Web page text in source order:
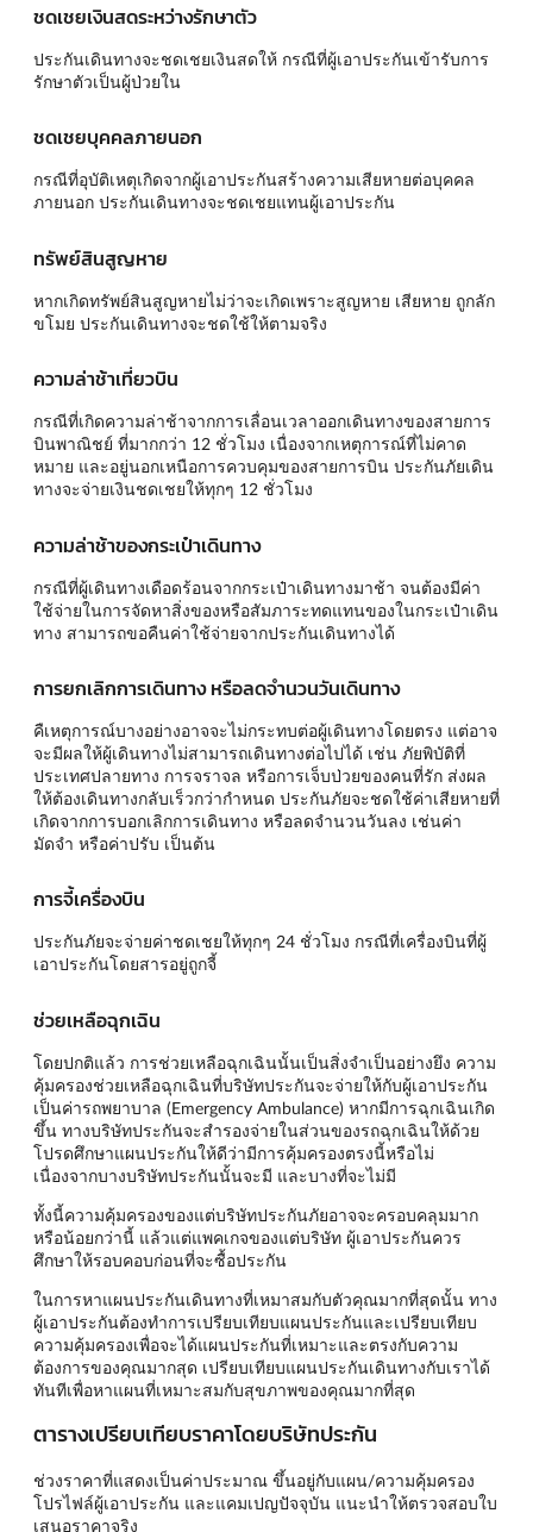
ชดเชยเงินสดระหว่างรักษาตัว
ประกันเดินทางจะชดเชยเงินสดให้ กรณีที่ผู้เอาประกันเข้ารับการ
รักษาตัวเป็นผู้ป่วยใน
ชดเชยบุคคลภายนอก
กรณีที่อุบัติเหตุเกิดจากผู้เอาประกันสร้างความเสียหายต่อบุคคล
ภายนอก ประกันเดินทางจะชดเชยแทนผู้เอาประกัน
ทรัพย์สินสูญหาย
หากเกิดทรัพย์สินสูญหายไม่ว่าจะเกิดเพราะสูญหาย เสียหาย ถูกลัก
ขโมย ประกันเดินทางจะชดใช้ให้ตามจริง
ความล่าช้าเที่ยวบิน
กรณีที่เกิดความล่าช้าจากการเลื่อนเวลาออกเดินทางของสายการ
บินพาณิชย์ ที่มากกว่า 12 ชั่วโมง เนื่องจากเหตุการณ์ที่ไม่คาด
หมาย และอยู่นอกเหนือการควบคุมของสายการบิน ประกันภัยเดิน
ทางจะจ่ายเงินชดเชยให้ทุกๆ 12 ชั่วโมง
ความล่าช้าของกระเป๋าเดินทาง
กรณีที่ผู้เดินทางเดือดร้อนจากกระเป๋าเดินทางมาช้า จนต้องมีค่า
ใช้จ่ายในการจัดหาสิ่งของหรือสัมภาระทดแทนของในกระเป๋าเดิน
ทาง สามารถขอคืนค่าใช้จ่ายจากประกันเดินทางได้
การยกเลิกการเดินทาง หรือลดจำนวนวันเดินทาง
คืเหตุการณ์บางอย่างอาจจะไม่กระทบต่อผู้เดินทางโดยตรง แต่อาจ
จะมีผลให้ผู้เดินทางไม่สามารถเดินทางต่อไปได้ เช่น ภัยพิบัติที่
ประเทศปลายทาง การจราจล หรือการเจ็บป่วยของคนที่รัก ส่งผล
ให้ต้องเดินทางกลับเร็วกว่ากำหนด ประกันภัยจะชดใช้ค่าเสียหายที่
เกิดจากการบอกเลิกการเดินทาง หรือลดจำนวนวันลง เช่นค่า
มัดจำ หรือค่าปรับ เป็นต้น
การจี้เครื่องบิน
ประกันภัยจะจ่ายค่าชดเชยให้ทุกๆ 24 ชั่วโมง กรณีที่เครื่องบินที่ผู้
เอาประกันโดยสารอยู่ถูกจี้
ช่วยเหลือฉุกเฉิน
โดยปกติแล้ว การช่วยเหลือฉุกเฉินนั้นเป็นสิ่งจำเป็นอย่างยึง ความ
คุ้มครองช่วยเหลือฉุกเฉินที่บริษัทประกันจะจ่ายให้กับผู้เอาประกัน
เป็นค่ารถพยาบาล (Emergency Ambulance) หากมีการฉุกเฉินเกิด
ขึ้น ทางบริษัทประกันจะสำรองจ่ายในส่วนของรถฉุกเฉินให้ด้วย
โปรดศึกษาแผนประกันให้ดีว่ามีการคุ้มครองตรงนี้หรือไม่
เนื่องจากบางบริษัทประกันนั้นจะมี และบางที่จะไม่มี
ทั้งนี้ความคุ้มครองของแต่บริษัทประกันภัยอาจจะครอบคลุมมาก
หรือน้อยกว่านี้ แล้วแต่แพคเกจของแต่บริษัท ผู้เอาประกันควร
ศึกษาให้รอบคอบก่อนที่จะซื้อประกัน
ในการหาแผนประกันเดินทางที่เหมาสมกับตัวคุณมากที่สุดนั้น ทาง
ผู้เอาประกันต้องทำการเปรียบเทียบแผนประกันและเปรียบเทียบ
ความคุ้มครองเพื่อจะได้แผนประกันที่เหมาะและตรงกับความ
ต้องการของคุณมากสุด เปรียบเทียบแผนประกันเดินทางกับเราได้
ทันทีเพื่อหาแผนที่เหมาะสมกับสุขภาพของคุณมากที่สุด
ตารางเปรียบเทียบราคาโดยบริษัทประกัน
ช่วงราคาที่แสดงเป็นค่าประมาณ ขึ้นอยู่กับแผน/ความคุ้มครอง
โปรไฟล์ผู้เอาประกัน และแคมเปญปัจจุบัน แนะนำให้ตรวจสอบใบ
เสนอราคาจริง